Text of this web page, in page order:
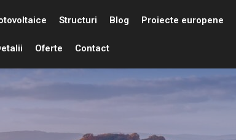
Structuri Blog Proiecte europene
Oferte Contact